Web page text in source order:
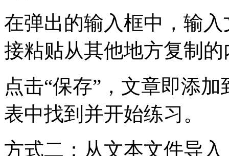
在弹出的输入框中，输
接粘贴从其他地方复制的
点击“保存”，文章即添
表中找到并开始练习。
方式二：从文本文件导入